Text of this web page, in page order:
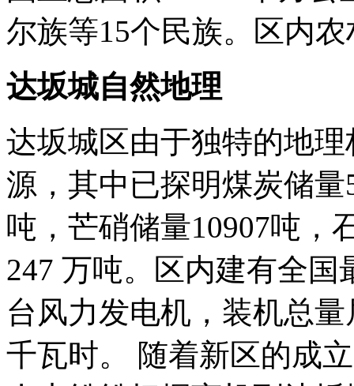
尔族等15个民族。区内
达坂城自然地理
达坂城区由于独特的地
源，其中已探明煤炭储
吨，芒硝储量10907吨，
247 万吨。区内建有全
台风力发电机，装机总
千瓦时。 随着新区的成